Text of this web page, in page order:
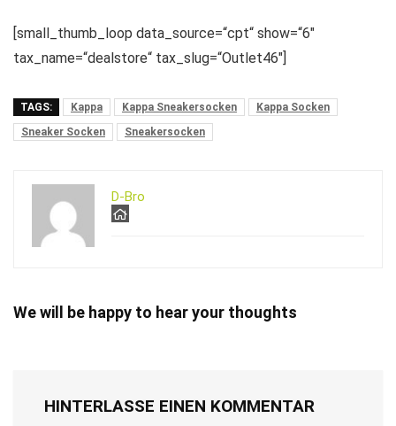
[small_thumb_loop data_source=“cpt“ show=“6″
tax_name=“dealstore“ tax_slug=“Outlet46″]
TAGS: Kappa Kappa Sneakersocken
Kappa Socken
Sneaker Socken
Sneakersocken
D-Bro
We will be happy to hear your thoughts
HINTERLASSE EINEN KOMMENTAR